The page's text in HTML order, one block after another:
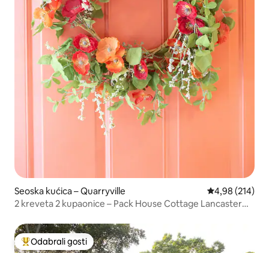
Seoska kućica – Quarryville Prosječna
4,98 (214)
2 kreveta 2 kupaonice – Pack House Cottage Lancaster
Među najviše rangiranima s oznakom „Odabrali gosti”
Odabrali gosti